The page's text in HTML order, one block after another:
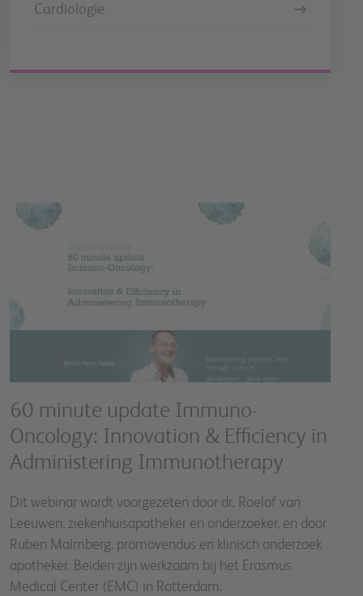
Cardiologie
Image
60 minute update Immuno-
Oncology: Innovation & Efficiency in
Administering Immunotherapy
Dit webinar wordt voorgezeten door dr. Roelof van
Leeuwen, ziekenhuisapotheker en onderzoeker, en door
Ruben Malmberg, promovendus en klinisch onderzoek
apotheker. Beiden zijn werkzaam bij het Erasmus
Medical Center (EMC) in Rotterdam.